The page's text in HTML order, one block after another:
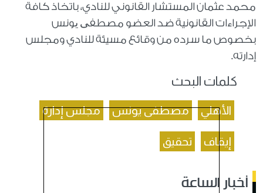
محمد عثمان المستشار القانوني للنادي، باتخاذ كافة
الإجراءات القانونية ضد العضو مصطفی یونس
بخصوص ما سرده من وقائع مسيئة للنادي ومجلس
إدارته.
كلمات البحث
الأهلي مصطفى يونس مجلس إدارة
إيقاف تحقيق
أخبار الساعة